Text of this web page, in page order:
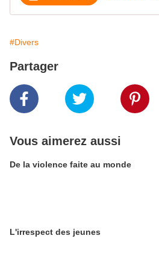
#Divers
Partager
Vous aimerez aussi
De la violence faite au monde
L'irrespect des jeunes